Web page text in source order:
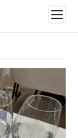
open
menu